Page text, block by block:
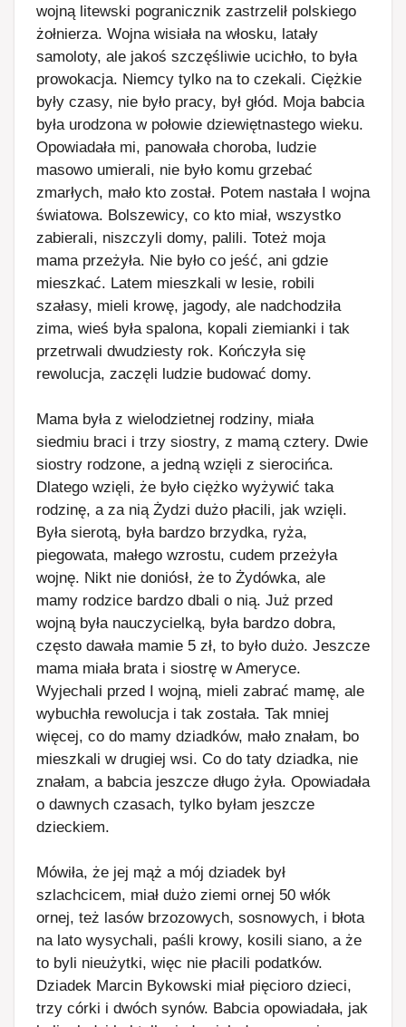
wojną litewski pogranicznik zastrzelił polskiego
żołnierza. Wojna wisiała na włosku, latały
samoloty, ale jakoś szczęśliwie ucichło, to była
prowokacja. Niemcy tylko na to czekali. Ciężkie
były czasy, nie było pracy, był głód. Moja babcia
była urodzona w połowie dziewiętnastego wieku.
Opowiadała mi, panowała choroba, ludzie
masowo umierali, nie było komu grzebać
zmarłych, mało kto został. Potem nastała I wojna
światowa. Bolszewicy, co kto miał, wszystko
zabierali, niszczyli domy, palili. Toteż moja
mama przeżyła. Nie było co jeść, ani gdzie
mieszkać. Latem mieszkali w lesie, robili
szałasy, mieli krowę, jagody, ale nadchodziła
zima, wieś była spalona, kopali ziemianki i tak
przetrwali dwudziesty rok. Kończyła się
rewolucja, zaczęli ludzie budować domy.
Mama była z wielodzietnej rodziny, miała
siedmiu braci i trzy siostry, z mamą cztery. Dwie
siostry rodzone, a jedną wzięli z sierocińca.
Dlatego wzięli, że było ciężko wyżywić taka
rodzinę, a za nią Żydzi dużo płacili, jak wzięli.
Była sierotą, była bardzo brzydka, ryża,
piegowata, małego wzrostu, cudem przeżyła
wojnę. Nikt nie doniósł, że to Żydówka, ale
mamy rodzice bardzo dbali o nią. Już przed
wojną była nauczycielką, była bardzo dobra,
często dawała mamie 5 zł, to było dużo. Jeszcze
mama miała brata i siostrę w Ameryce.
Wyjechali przed I wojną, mieli zabrać mamę, ale
wybuchła rewolucja i tak została. Tak mniej
więcej, co do mamy dziadków, mało znałam, bo
mieszkali w drugiej wsi. Co do taty dziadka, nie
znałam, a babcia jeszcze długo żyła. Opowiadała
o dawnych czasach, tylko byłam jeszcze
dzieckiem.
Mówiła, że jej mąż a mój dziadek był
szlachcicem, miał dużo ziemi ornej 50 włók
ornej, też lasów brzozowych, sosnowych, i błota
na lato wysychali, paśli krowy, kosili siano, a że
to byli nieużytki, więc nie płacili podatków.
Dziadek Marcin Bykowski miał pięcioro dzieci,
trzy córki i dwóch synów. Babcia opowiadała, jak